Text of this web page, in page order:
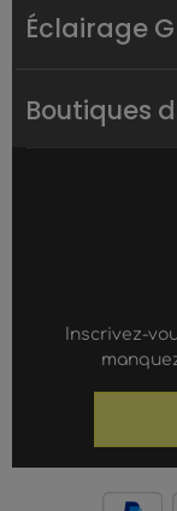
Éclairage
Boutiques
Inscrivez-